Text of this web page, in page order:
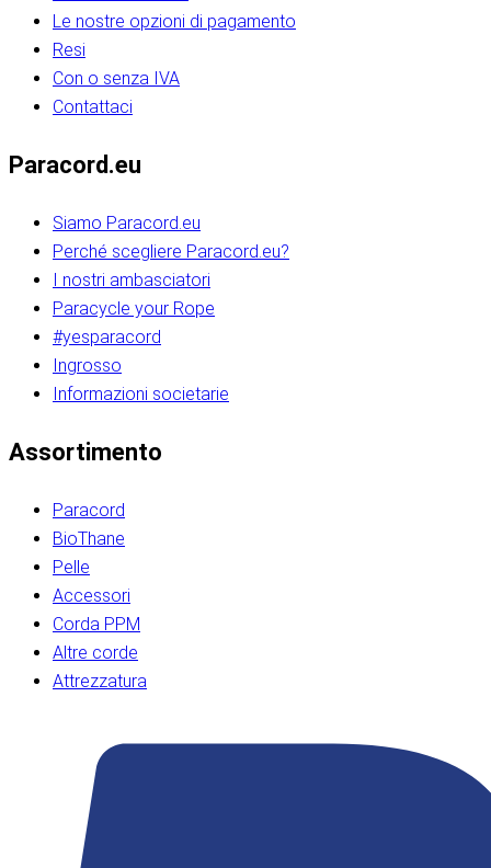
Le nostre opzioni di pagamento
Resi
Con o senza IVA
Contattaci
Paracord.eu
Siamo Paracord.eu
Perché scegliere Paracord.eu?
I nostri ambasciatori
Paracycle your Rope
#yesparacord
Ingrosso
Informazioni societarie​​​​‌ ‍ ​‍​‍‌‍ ‌ ​‍‌‍‍‌‌‍‌ ‌‍‍‌‌‍ ‍​‍​‍​ ‍‍​‍​‍‌ ​ ‌‍​‌‌‍ ‍‌‍‍‌‌ ‌​‌ ‍‌​‍ ‍‌‍‍‌‌‍ ​‍​‍​‍ ​​‍​‍‌‍‍​‌ ​‍‌‍‌‌‌‍‌‍​‍​‍​ ‍‍​‍​‍‌‍‍​‌ ‌​‌ ‌​‌ ​​‌ ​ ​ ‍‍​‍ ​‍ ‌ ​​‌‍​‌‌ ​‍‌‍​‌‌‍​ ‌‍ ‌ ​‍‌‍‌​​‍ ‍‌ ​ ‌‍​‌‌‍ ‍‌‍‍‌‌ ‌​‌ ‍‌​‍ ‍‌ ​ ‌ ‌​‌ ‌‌‌‍‌​‌‍‍‌‌‍ ​‍ ‌‍‍‌‌‍ ‍‌ ‌​‌‍‌‌‌‍ ‍‌ ‌​​‍ ‌‍‌‌‌‍‌​‌‍‍‌‌ ‌​​‍ ‌‍ ‌‌‍ ‌‍‌​‌‍‌‌​ ‌‌ ​​‌ ​‍‌‍‌‌‌ ​ ‌‍‌‌‌‍ ‍‌ ‌​‌‍​‌‌ ‌​‌‍‍‌‌‍ ‌‍ ‍​ ‍ ‌‍‍‌‌‍‌​​ ‌‌‍‌‍‌‍ ‌‍ ‌ ‌​‌‍‌‌‌ ​‍​‍ ‌‌‍​‍‌ ​‍‌‍​‌‌‍ ‍‌‍‌​​‍ ‌‌‍‍‌‌‍ ‌‌ ​​‌ ​‍‌‍‍‌‌‍ ‍‌ ‌​​ ‍ ‌ ‌​‌ ‍‌‌ ​​‌‍‌‌​ ‌‌ ‌​‌ ​‍‌‍​‌‌‍ ‍‌ ​ ‌‍ ​‌‍​‌‌ ‌​‌‍‌‌‌‍‌​​‍ ‌‌‍ ‌‌‍‌‌‌ ​ ‌ ​ ‌‍​‌‌‍‌ ‌‍‌‌​ ‍ ‌ ​​‌‍​‌‌ ‌​‌‍‍​​ ‌‌ ‌‍‌‍​‌‌‍ ​‌ ‌‌‌‍‌‌​‍ ‍‌‍‍‌‌ ‌​‌‌ ‌​‍‌‌‌‌​​ ‌‍​‍‌‍​‌‌ ​ ‌‍‌‌‌‌‌‌‌ ​‍‌‍ ​​ ‌‌‍‍​‌ ‌​‌ ‌​‌ ​​‌ ​ ​‍‌‌​ ​ ‌​​‌​‍‌‌​ ​‍‌​‌‍​‍‌‌​ ​‍‌​‌‍‌ ​​‌‍​‌‌ ​‍‌‍​‌‌‍​ ‌‍ ‌ ​‍‌‍‌​​‍ ‍‌ ​ ‌‍​‌‌‍ ‍‌‍‍‌‌ ‌​‌ ‍‌​‍ ‍‌ ​ ‌ ‌​‌ ‌‌‌‍‌​‌‍‍‌‌‍ ​‍‌‍‌‍‍‌‌‍‌​​ ‌‌‍‌‍‌‍ ‌‍ ‌ ‌​‌‍‌‌‌ ​‍​‍ ‌‌‍​‍‌ ​‍‌‍​‌‌‍ ‍‌‍‌​​‍ ‌‌‍‍‌‌‍ ‌‌ ​​‌ ​‍‌‍‍‌‌‍ ‍‌ ‌​​‍‌‍‌ ‌​‌ ‍‌‌ ​​‌‍‌‌​ ‌‌ ‌​‌ ​‍‌‍​‌‌‍ ‍‌ ​ ‌‍ ​‌‍​‌‌ ‌​‌‍‌‌‌‍‌​​‍ ‌‌‍ ‌‌‍‌‌‌ ​ ‌ ​ ‌‍​‌‌‍‌ ‌‍‌‌​‍‌‍‌ ​​‌‍​‌‌ ‌​‌‍‍​​ ‌‌ ‌‍‌‍​‌‌‍ ​‌ ‌‌‌‍‌‌​‍ ‍‌‍‍‌‌ ‌​‌‌ ‌​‍‌‌‌‌​​‍‌‍‌ ​​‌‍‌‌‌ ​‍‌ ​ ‌ ​​‌‍‌‌‌‍​ ‌ ‌​‌‍‍‌‌ ‌‍‌‍‌‌​ ‌‌ ​​‌ ‌‌‌‍​‍‌‍ ​‌‍‍‌‌ ​ ‌‍‍​‌‍‌‌‌‍‌​​‍​‍‌ ‌​​​​‌ ‍ ​‍​‍‌‍ ‌ ​‍‌‍‍‌‌‍‌ ‌‍‍‌‌‍ ‍​‍​‍​ ‍‍​‍​‍‌ ​ ‌‍​‌‌‍ ‍‌‍‍‌‌ ‌​‌ ‍‌​‍ ‍‌‍‍‌‌‍ ​‍​‍​‍ ​​‍​‍‌‍‍​‌ ​‍‌‍‌‌‌‍‌‍​‍​‍​ ‍‍​‍​‍‌‍‍​‌ ‌​‌ ‌​‌ ​​‌ ​ ​ ‍‍​‍ ​‍ ‌ ​​‌‍​‌‌ ​‍‌‍​‌‌‍​ ‌‍ ‌ ​‍‌‍‌​​‍ ‍‌ ​ ‌‍​‌‌‍ ‍‌‍‍‌‌ ‌​‌ ‍‌​‍ ‍‌ ​ ‌ ‌​‌ ‌‌‌‍‌​‌‍‍‌‌‍ ​‍ ‌‍‍‌‌‍ ‍‌ ‌​‌‍‌‌‌‍ ‍‌ ‌​​‍ ‌‍‌‌‌‍‌​‌‍‍‌‌ ‌​​‍ ‌‍ ‌‌‍ ‌‍‌​‌‍‌‌​ ‌‌ ​​‌ ​‍‌‍‌‌‌ ​ ‌‍‌‌‌‍ ‍‌ ‌​‌‍​‌‌ ‌​‌‍‍‌‌‍ ‌‍ ‍​ ‍ ‌‍‍‌‌‍‌​​ ‌‌‍‌‍‌‍ ‌‍ ‌ ‌​‌‍‌‌‌ ​‍​‍ ‌‌‍​‍‌ ​‍‌‍​‌‌‍ ‍‌‍‌​​‍ ‌‌‍‍‌‌‍ ‌‌ ​​‌ ​‍‌‍‍‌‌‍ ‍‌ ‌​​ ‍ ‌ ‌​‌ ‍‌‌ ​​‌‍‌‌​ ‌‌ ‌​‌ ​‍‌‍​‌‌‍ ‍‌ ​ ‌‍ ​‌‍​‌‌ ‌​‌‍‌‌‌‍‌​​‍ ‌‌‍ ‌‌‍‌‌‌ ​ ‌ ​ ‌‍​‌‌‍‌ ‌‍‌‌​ ‍ ‌ ​​‌‍​‌‌ ‌​‌‍‍​​ ‌‌ ‌‍‌‍​‌‌‍ ​‌ ‌‌‌‍‌‌​‍ ‍‌‍‍‌‌ ‌​‌‌ ‌​‍‌‌‌‌​​ ‌‍​‍‌‍​‌‌ ​ ‌‍‌‌‌‌‌‌‌ ​‍‌‍ ​​ ‌‌‍‍​‌ ‌​‌ ‌​‌ ​​‌ ​ ​‍‌‌​ ​ ‌​​‌​‍‌‌​ ​‍‌​‌‍​‍‌‌​ ​‍‌​‌‍‌ ​​‌‍​‌‌ ​‍‌‍​‌‌‍​ ‌‍ ‌ ​‍‌‍‌​​‍ ‍‌ ​ ‌‍​‌‌‍ ‍‌‍‍‌‌ ‌​‌ ‍‌​‍ ‍‌ ​ ‌ ‌​‌ ‌‌‌‍‌​‌‍‍‌‌‍ ​‍‌‍‌‍‍‌‌‍‌​​ ‌‌‍‌‍‌‍ ‌‍ ‌ ‌​‌‍‌‌‌ ​‍​‍ ‌‌‍​‍‌ ​‍‌‍​‌‌‍ ‍‌‍‌​​‍ ‌‌‍‍‌‌‍ ‌‌ ​​‌ ​‍‌‍‍‌‌‍ ‍‌ ‌​​‍‌‍‌ ‌​‌ ‍‌‌ ​​‌‍‌‌​ ‌‌ ‌​‌ ​‍‌‍​‌‌‍ ‍‌ ​ ‌‍ ​‌‍​‌‌ ‌​‌‍‌‌‌‍‌​​‍ ‌‌‍ ‌‌‍‌‌‌ ​ ‌ ​ ‌‍​‌‌‍‌ ‌‍‌‌​‍‌‍‌ ​​‌‍​‌‌ ‌​‌‍‍​​ ‌‌ ‌‍‌‍​‌‌‍ ​‌ ‌‌‌‍‌‌​‍ ‍‌‍‍‌‌ ‌​‌‌ ‌​‍‌‌‌‌​​‍‌‍‌ ​​‌‍‌‌‌ ​‍‌ ​ ‌ ​​‌‍‌‌‌‍​ ‌ ‌​‌‍‍‌‌ ‌‍‌‍‌‌​ ‌‌ ​​‌ ‌‌‌‍​‍‌‍ ​‌‍‍‌‌ ​ ‌‍‍​‌‍‌‌‌‍‌​​‍​‍‌ ‌
Assortimento
Paracord
BioThane
Pelle
Accessori
Corda PPM
Altre corde
Attrezzatura